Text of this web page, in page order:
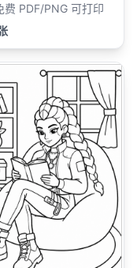
费 PDF/PNG 可打印